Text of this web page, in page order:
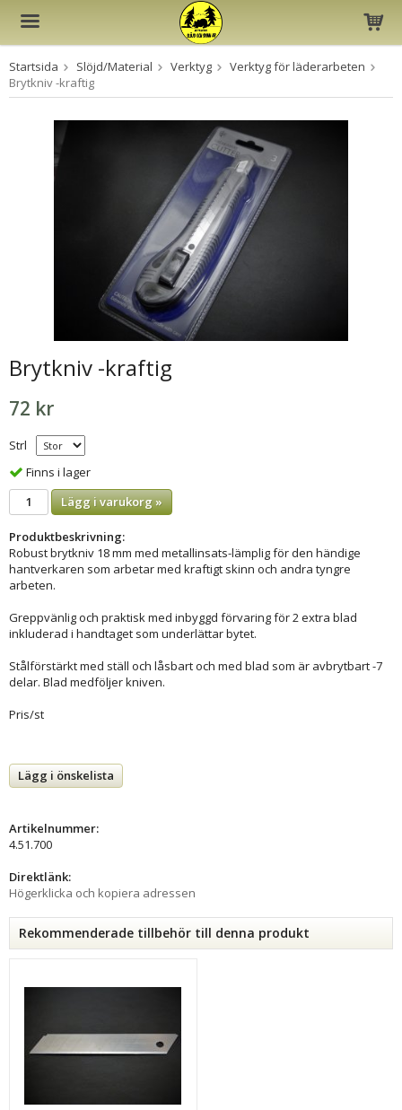
Startsida Slöjd/Material Verktyg
Verktyg för läderarbeten
Brytkniv -kraftig
Brytkniv -kraftig
72 kr
Strl
Finns i lager
Lägg i varukorg »
Produktbeskrivning:
Robust brytkniv 18 mm med metallinsats-lämplig för den händige
hantverkaren som arbetar med kraftigt skinn och andra tyngre
arbeten.
Greppvänlig och praktisk med inbyggd förvaring för 2 extra blad
inkluderad i handtaget som underlättar bytet.
Stålförstärkt med ställ och låsbart och med blad som är avbrytbart -7
delar. Blad medföljer kniven.
Pris/st
Lägg i önskelista
Artikelnummer:
4.51.700
Direktlänk:
Högerklicka och kopiera adressen
Rekommenderade tillbehör till denna produkt